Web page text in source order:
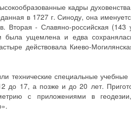
кадры
в 1727 г. Синоду, она
Вторая - Славяно-российская (143
ущемлена и едва
действовала Киево-
технические специальные учебные
17, а позже и до 20 лет.
с приложениями в